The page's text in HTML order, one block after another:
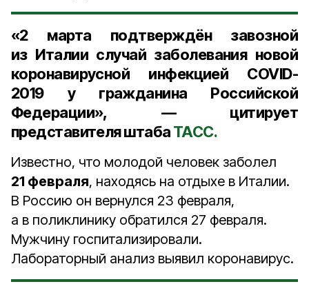
«2 марта подтверждён завозной
из Италии случай заболевания новой
коронавирусной инфекцией COVID-
2019 у гражданина Российской
Федерации», — цитирует
представителя штабаТАСС.
Известно, что молодой человек заболел
21 февраля, находясь на отдыхе в Италии.
В Россию он вернулся 23 февраля,
а в поликлинику обратился 27 февраля.
Мужчину госпитализировали.
Лабораторный анализ выявил коронавирус.